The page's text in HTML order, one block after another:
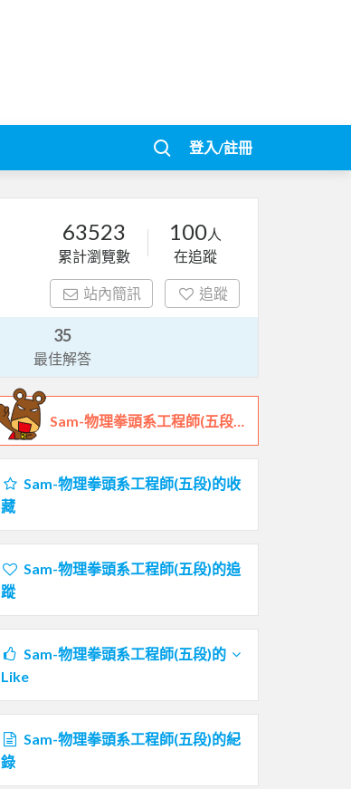
登入/註冊
63523
累計瀏覽數
100人
在追蹤
站內簡訊 追蹤
35
最佳解答
Sam-物理拳頭系工程師(五段)的鐵人檔案
Sam-物理拳頭系工程師(五段)的收
藏
Sam-物理拳頭系工程師(五段)的追
蹤
Sam-物理拳頭系工程師(五段)的
Like
Sam-物理拳頭系工程師(五段)的紀
錄